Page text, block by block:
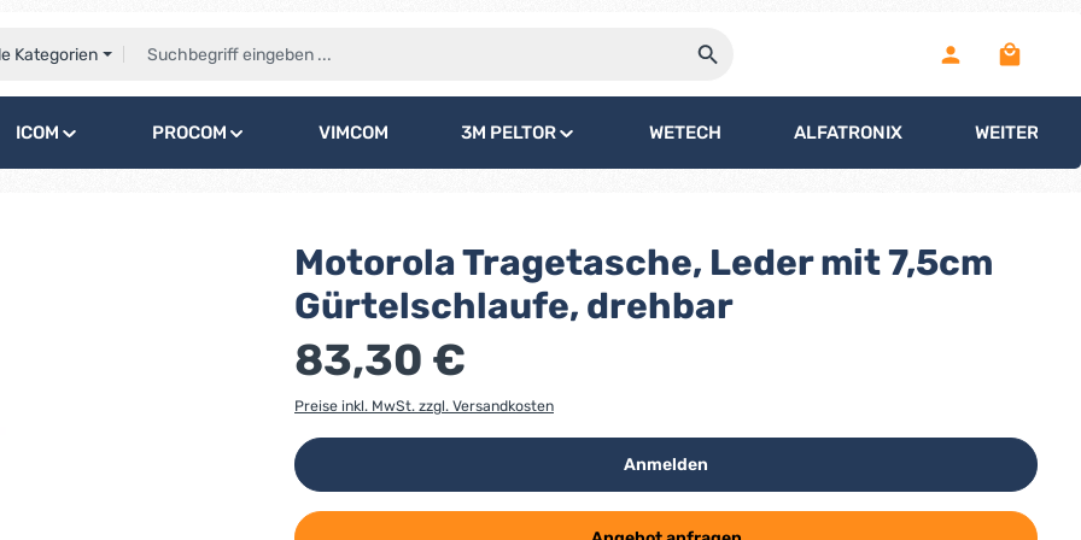
Kategorien
ICOM PROCOM VIMCOM 3M PELTOR WETECH ALFATRONIX WEITERE
Motorola Tragetasche, Leder mit 7,5cm
Gürtelschlaufe, drehbar
83,30 €
Preise inkl. MwSt. zzgl. Versandkosten
Anmelden